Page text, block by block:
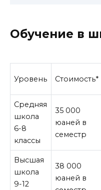
Обучение в
Уровень Стоимость*
Средняя
школа
6-8
классы
35 000
юаней в
семестр
Высшая
школа
9-12
38 000
юаней в